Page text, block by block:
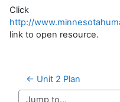
Click
http://
link to open resource.
← Unit 2 Plan